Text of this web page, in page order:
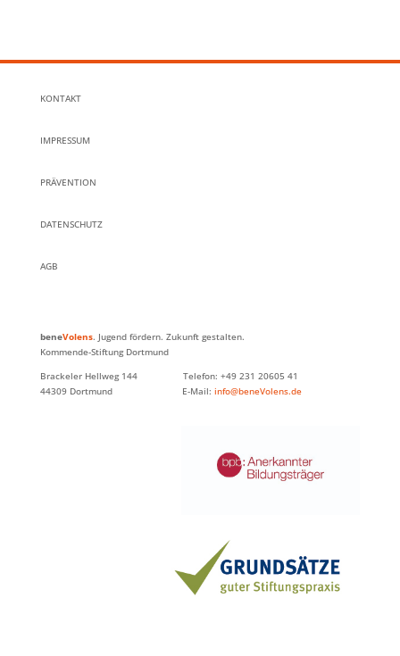
KONTAKT
IMPRESSUM
PRÄVENTION
DATENSCHUTZ
AGB
beneVolens. Jugend fördern. Zukunft gestalten.
Kommende-Stiftung Dortmund
Brackeler Hellweg 144 Telefon: +49 231 20605 41
44309 Dortmund E-Mail: info@beneVolens.de